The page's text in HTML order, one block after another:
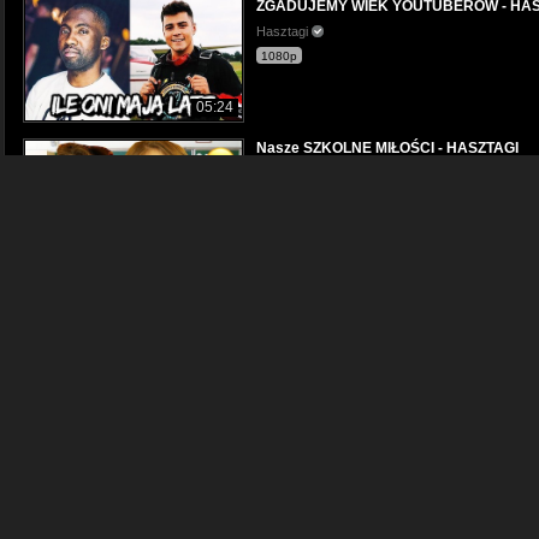
05:24
ZGADUJEMY WIEK YOUTUBERÓW -
Hasztagi
1080p
Nasze SZKOLNE MIŁOŚCI - HASZTAGI